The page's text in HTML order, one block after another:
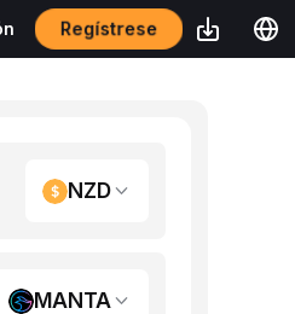
Regístrese
NZD
MANTA